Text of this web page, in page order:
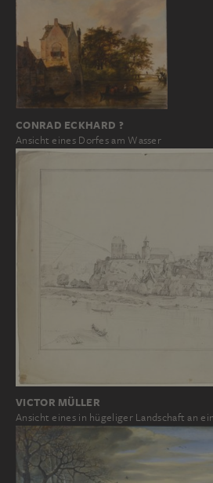
CONRAD ECKHARD ?
Ansicht eines Dorfes am Wasser
VICTOR MÜLLER
Ansicht eines in hügeliger Landschaft an